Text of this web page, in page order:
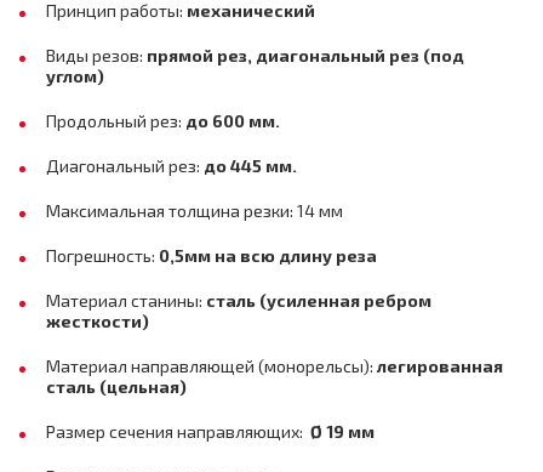
Принцип работы: механический
Виды резов: прямой рез, диагональный рез (под
углом)
Продольный рез: до 600 мм.
Диагональный рез: до 445 мм.
Максимальная толщина резки: 14 мм
Погрешность: 0,5мм на всю длину реза
Материал станины: сталь (усиленная ребром
жесткости)
Материал направляющей (монорельсы): легированная
сталь (цельная)
Размер сечения направляющих: Ø 19 мм